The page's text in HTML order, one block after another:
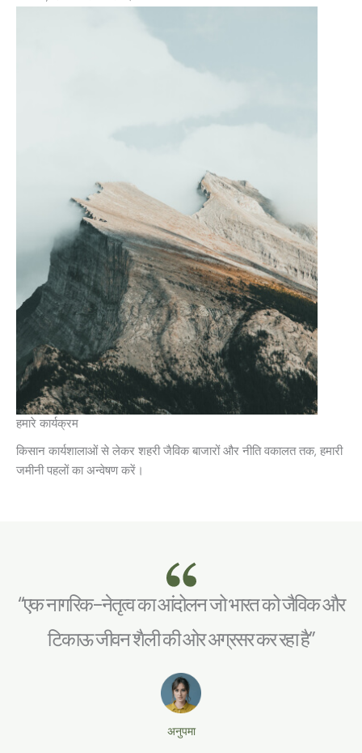
हमारे कार्यक्रम
किसान कार्यशालाओं से लेकर शहरी जैविक बाजारों और नीति वकालत तक, हमारी
जमीनी पहलों का अन्वेषण करें।
“एक नागरिक-नेतृत्व का आंदोलन जो भारत को जैविक और
टिकाऊ जीवन शैली की ओर अग्रसर कर रहा है”
अनुपमा